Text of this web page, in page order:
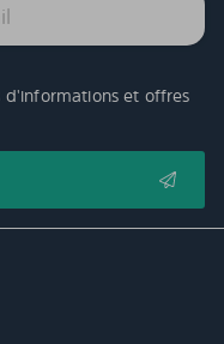
et offres